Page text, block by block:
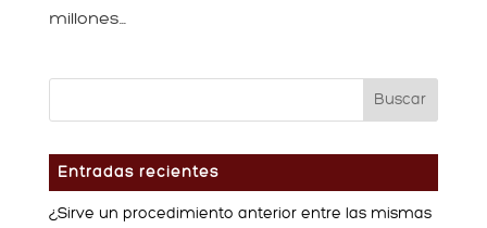
millones...
Entradas recientes
¿Sirve un procedimiento anterior entre las mismas